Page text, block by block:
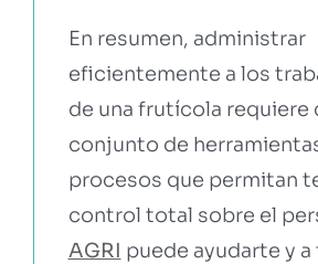
En resumen, administrar
eficientemente a los
de una frutícola requiere
conjunto de
procesos que permitan
control total sobre el
AGRI puede ayudarte y